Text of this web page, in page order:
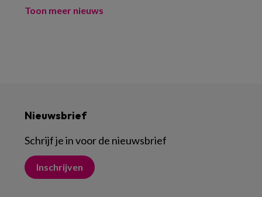
Toon meer nieuws
Nieuwsbrief
Schrijf je in voor de nieuwsbrief
Inschrijven